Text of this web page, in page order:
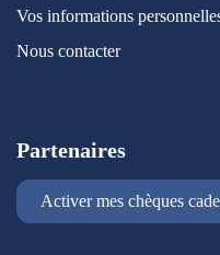
Vos informations
Nous contacter
Partenaires
Activer mes chèques